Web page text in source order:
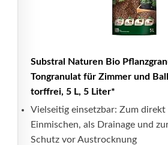
Substral Naturen Bio
Tongranulat für Zimmer und
torffrei, 5 L, 5 Liter*
Vielseitig einsetzbar: Zum direkt
Einmischen, als Drainage und
Schutz vor Austrocknung